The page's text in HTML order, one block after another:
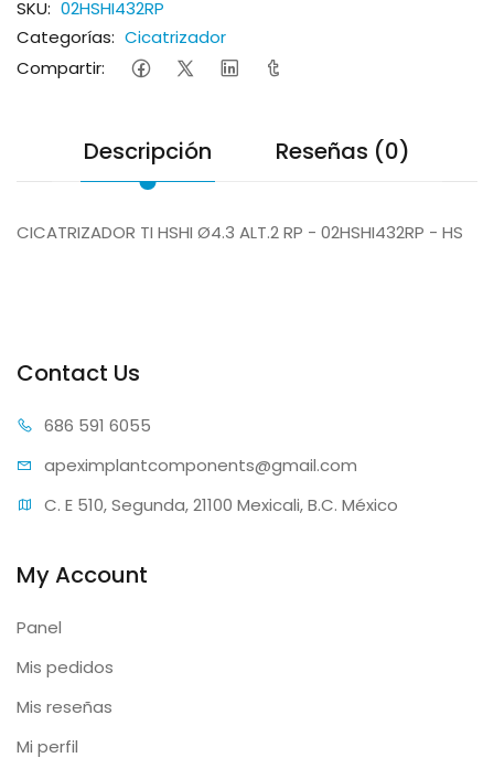
SKU: 02HSHI432RP
Categorías: Cicatrizador
Compartir:
Descripción Reseñas (0)
CICATRIZADOR TI HSHI Ø4.3 ALT.2 RP - 02HSHI432RP - HS
Contact Us
686 591 6055
apeximplantcomponents@gmail.com
C. E 510, Segunda, 21100 Mexicali, B.C. México
My Account
Panel
Mis pedidos
Mis reseñas
Mi perfil